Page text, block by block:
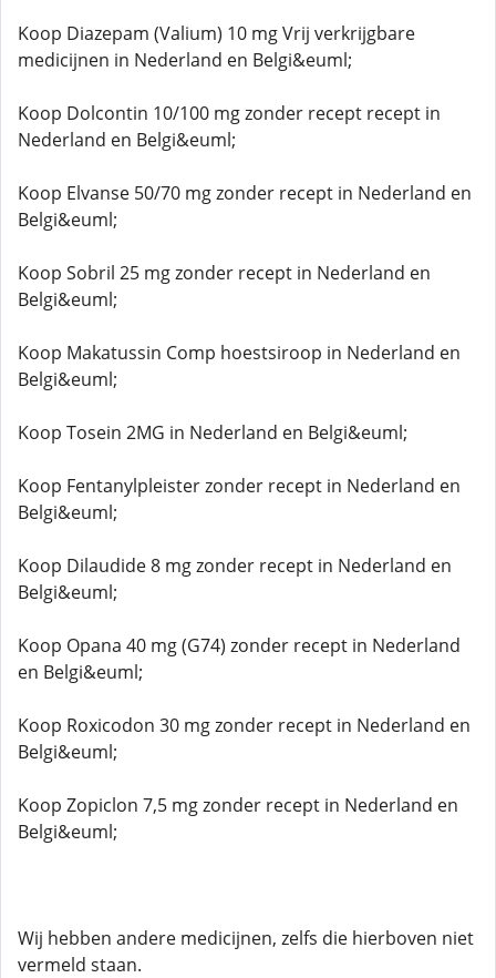
Koop Diazepam (Valium) 10 mg Vrij verkrijgbare
medicijnen in Nederland en Belgi&euml;
Koop Dolcontin 10/100 mg zonder recept recept in
Nederland en Belgi&euml;
Koop Elvanse 50/70 mg zonder recept in Nederland en
Belgi&euml;
Koop Sobril 25 mg zonder recept in Nederland en
Belgi&euml;
Koop Makatussin Comp hoestsiroop in Nederland en
Belgi&euml;
Koop Tosein 2MG in Nederland en Belgi&euml;
Koop Fentanylpleister zonder recept in Nederland en
Belgi&euml;
Koop Dilaudide 8 mg zonder recept in Nederland en
Belgi&euml;
Koop Opana 40 mg (G74) zonder recept in Nederland
en Belgi&euml;
Koop Roxicodon 30 mg zonder recept in Nederland en
Belgi&euml;
Koop Zopiclon 7,5 mg zonder recept in Nederland en
Belgi&euml;
Wij hebben andere medicijnen, zelfs die hierboven niet
vermeld staan.